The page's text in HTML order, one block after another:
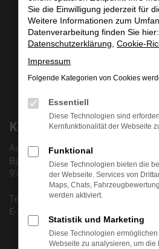
Kontakt
Autohaus Huth GmbH
Bgm.-Dr.-Nebel-Str. 5
97816 Lohr am Main
Tel. +49 (0) 9352 8795 0
E-Mail: info@auto-huth.de
Sie die Einwilligung jederzeit für
Weitere Informationen zum
Datenverarbeitung finden Sie hier:
Datenschutzerklärung Cookie-
Impressum
Folgende Kategorien von Cookies
Essentiell
Diese Technologien sind
Kernfunktionalität der Webseite
Funktional
Diese Technologien bieten die
der Webseite. Services von
Maps, Chats,
werden aktiviert.
Statistik und Marketing
Diese Technologien
Webseite zu analysieren, um die